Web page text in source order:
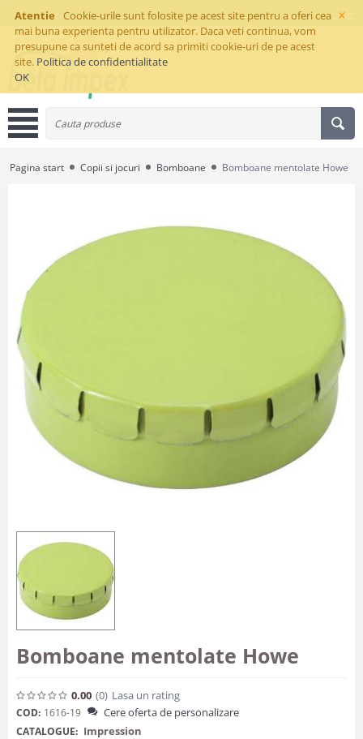
×
Atentie
Cookie-urile sunt folosite pe acest site pentru a oferi cea
mai buna experienta pentru utilizator. Daca veti continua, vom
presupune ca sunteti de acord sa primiti cookie-uri de pe acest
site. Politica de confidentialitate
OK
Pagina start Copii si jocuri Bomboane Bomboane mentolate Howe
Bomboane mentolate Howe
0.00 (0) Lasa un rating
COD: 1616-19 Cere oferta de personalizare
CATALOGUE: Impression